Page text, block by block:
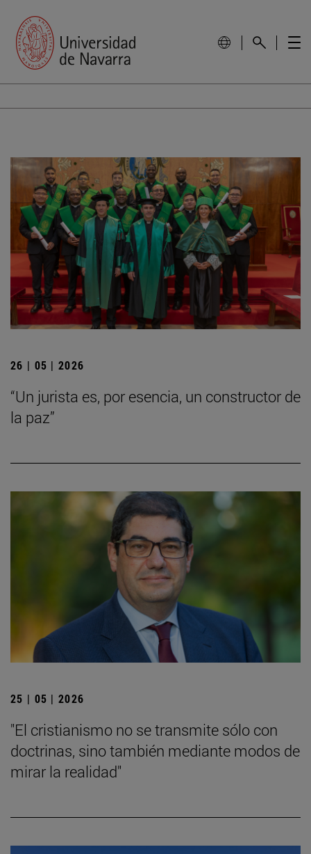
26 | 05 | 2026
“Un jurista es, por esencia, un constructor de
la paz”
25 | 05 | 2026
"El cristianismo no se transmite sólo con
doctrinas, sino también mediante modos de
mirar la realidad"